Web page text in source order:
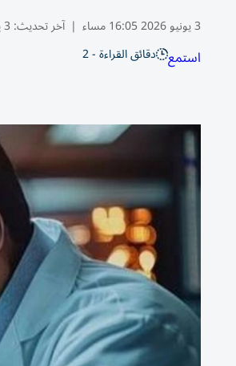
3 يونيو 2026 16:05 مساء | آخر تحديث: 3 يونيو 16:43 2026
استمع دقائق القراءة - 2